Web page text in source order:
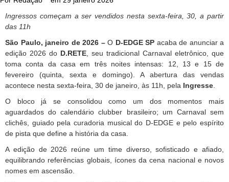
Ingressos começam a ser vendidos nesta sexta-feira, 30, a partir
das 11h
São Paulo, janeiro de 2026 –O D-EDGE SP acaba de anunciar a
edição 2026 do D.RETE , seu tradicional Carnaval eletrônico, que
toma conta da casa em três noites intensas: 12, 13 e 15 de
fevereiro (quinta, sexta e domingo). A abertura das vendas
acontece nesta sexta-feira, 30 de janeiro, às 11h, pela Ingresse
O bloco já se consolidou como um dos momentos mais
aguardados do calendário clubber brasileiro; um Carnaval sem
clichês, guiado pela curadoria musical do D-EDGE e pelo espírito
de pista que define a história da casa.
A edição de 2026 reúne um time diverso, sofisticado e afiado,
equilibrando referências globais, ícones da cena nacional e novos
nomes em ascensão.